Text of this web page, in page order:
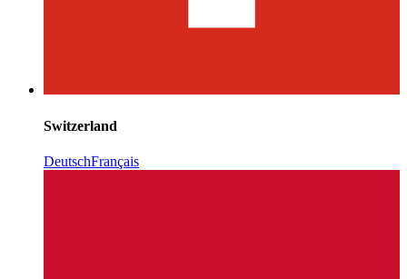
Switzerland
DeutschFrançais